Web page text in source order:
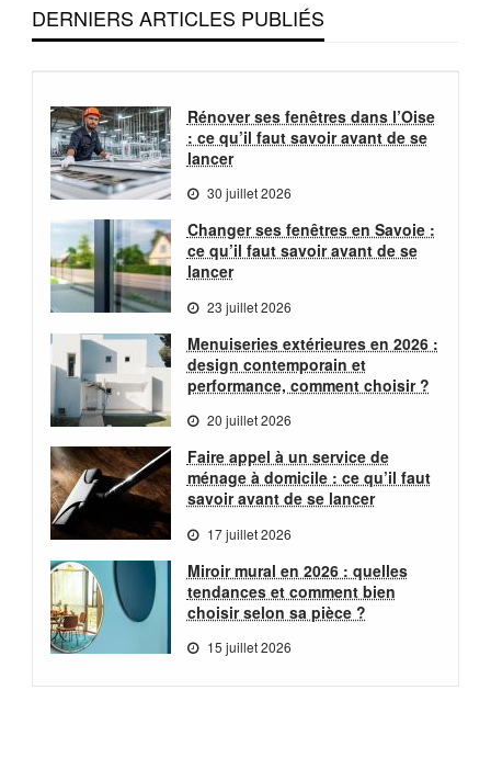
DERNIERS ARTICLES PUBLIÉS
Rénover ses fenêtres dans l’Oise
: ce qu’il faut savoir avant de se
lancer
30 juillet 2026
Changer ses fenêtres en Savoie :
ce qu’il faut savoir avant de se
lancer
23 juillet 2026
Menuiseries extérieures en 2026 :
design contemporain et
performance, comment choisir ?
20 juillet 2026
Faire appel à un service de
ménage à domicile : ce qu’il faut
savoir avant de se lancer
17 juillet 2026
Miroir mural en 2026 : quelles
tendances et comment bien
choisir selon sa pièce ?
15 juillet 2026